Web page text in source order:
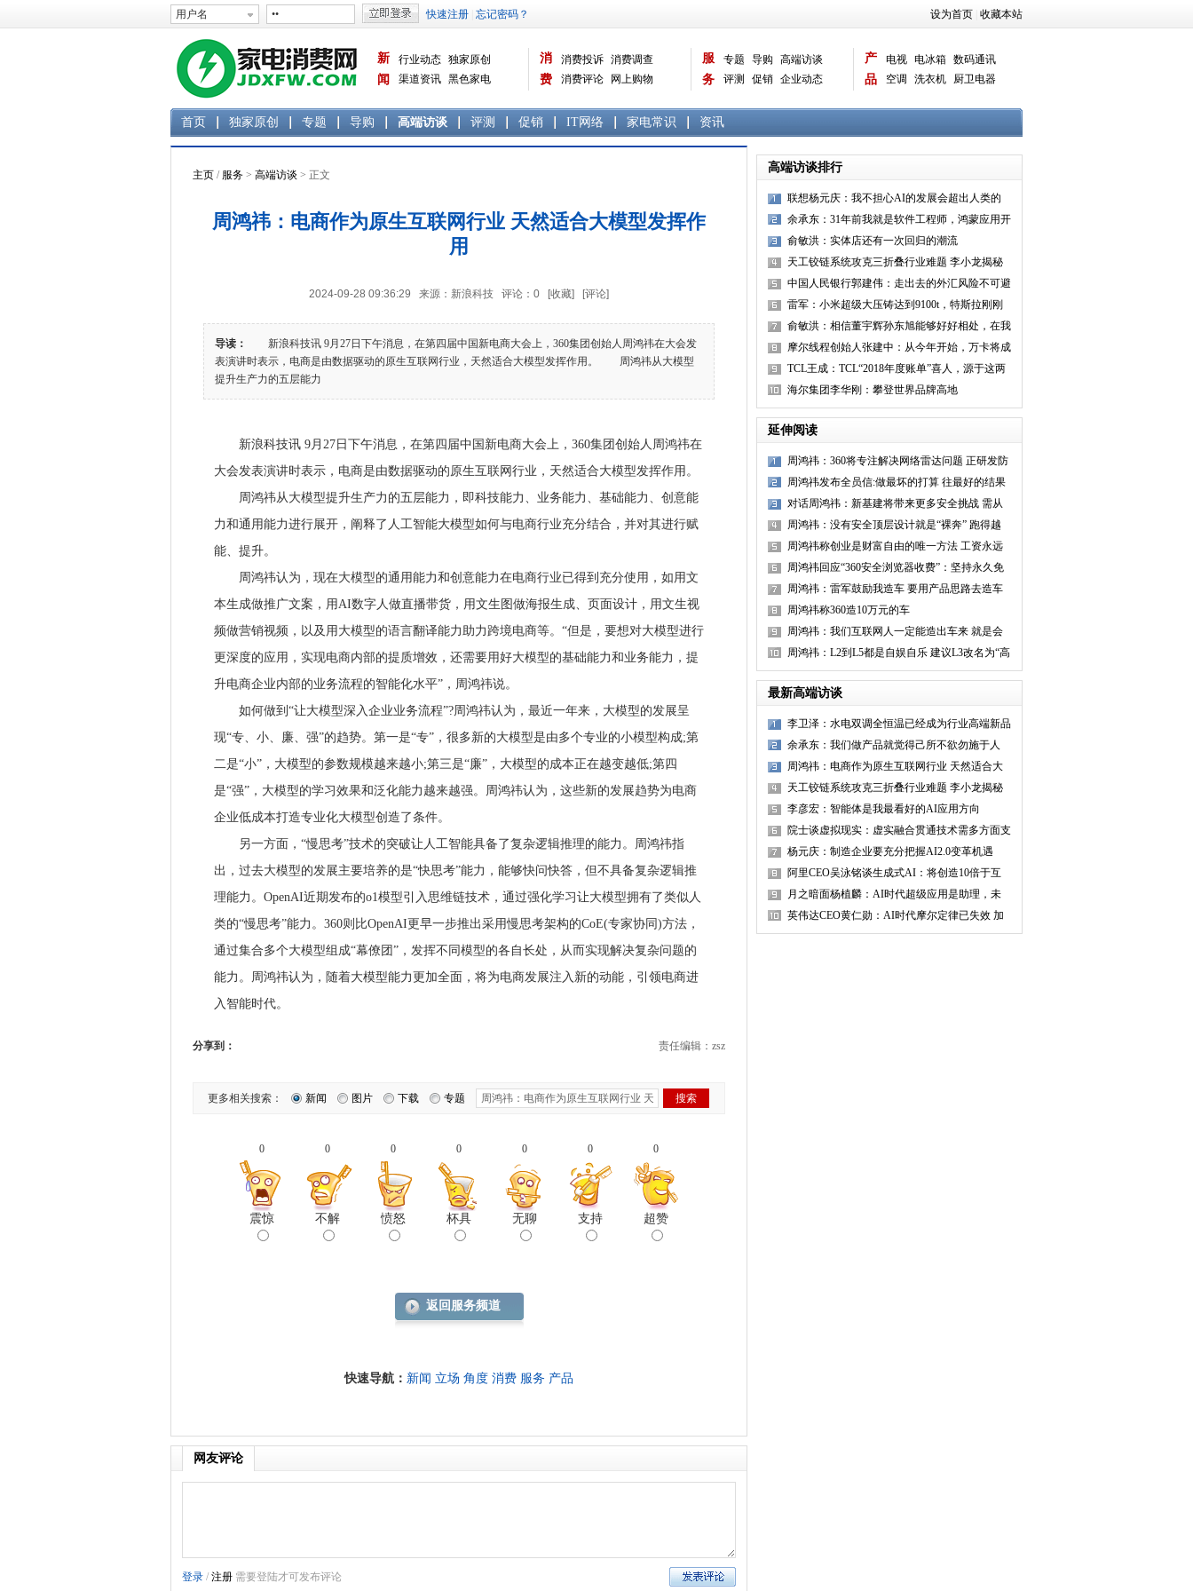
设为首页 收藏本站
新
闻
行业动态 独家原创
渠道资讯 黑色家电
消
费
消费投诉 消费调查
消费评论
网上购物
曝光台 品牌关注
服
务
专题 导购
高端访谈
评测
促销 企业动态
产
品
电视 电冰箱 数码通讯
空调
洗衣机
厨卫电器
首页 独家原创 专题 导购 高端访谈 评测 促销 IT网络 家电常识 资讯
主页 / 服务 > 高端访谈 > 正文
周鸿祎：电商作为原生互联网行业 天然适合大模型发挥作
用
2024-09-28 09:36:29 来源：新浪科技 评论： 0 [收藏] [评论]
导读：
新浪科技讯 9月27日下午消息，在第四届中国新电商大会上，360集团创始人周鸿祎在大会发
表演讲时表示，电商是由数据驱动的原生互联网行业，天然适合大模型发挥作用。 周鸿祎从大模型
提升生产力的五层能力
新浪科技讯 9月27日下午消息，在第四届中国新电商大会上，360集团创始人周鸿祎在
大会发表演讲时表示，电商是由数据驱动的原生互联网行业，天然适合大模型发挥作用。
周鸿祎从大模型提升生产力的五层能力，即科技能力、业务能力、基础能力、创意能
力和通用能力进行展开，阐释了人工智能大模型如何与电商行业充分结合，并对其进行赋
能、提升。
周鸿祎认为，现在大模型的通用能力和创意能力在电商行业已得到充分使用，如用文
本生成做推广文案，用AI数字人做直播带货，用文生图做海报生成、页面设计，用文生视
频做营销视频，以及用大模型的语言翻译能力助力跨境电商等。“但是，要想对大模型进行
更深度的应用，实现电商内部的提质增效，还需要用好大模型的基础能力和业务能力，提
升电商企业内部的业务流程的智能化水平”，周鸿祎说。
如何做到“让大模型深入企业业务流程”?周鸿祎认为，最近一年来，大模型的发展呈
现“专、小、廉、强”的趋势。第一是“专”，很多新的大模型是由多个专业的小模型构成;第
二是“小”，大模型的参数规模越来越小;第三是“廉”，大模型的成本正在越变越低;第四
是“强”，大模型的学习效果和泛化能力越来越强。周鸿祎认为，这些新的发展趋势为电商
企业低成本打造专业化大模型创造了条件。
另一方面，“慢思考”技术的突破让人工智能具备了复杂逻辑推理的能力。周鸿祎指
出，过去大模型的发展主要培养的是“快思考”能力，能够快问快答，但不具备复杂逻辑推
理能力。OpenAI近期发布的o1模型引入思维链技术，通过强化学习让大模型拥有了类似人
类的“慢思考”能力。360则比OpenAI更早一步推出采用慢思考架构的CoE(专家协同)方法，
通过集合多个大模型组成“幕僚团”，发挥不同模型的各自长处，从而实现解决复杂问题的
能力。周鸿祎认为，随着大模型能力更加全面，将为电商发展注入新的动能，引领电商进
入智能时代。
分享到： 责任编辑：zsz
更多相关搜索： 新闻 图片 下载 专题
0
震惊
0
不解
0
愤怒
0
杯具
0
无聊
0
支持
0
超赞
返回服务频道
快速导航： 新闻 立场 角度 消费 服务 产品
网友评论
高端访谈排行
联想杨元庆：我不担心AI的发展会超出人类的
控制
余承东：31年前我就是软件工程师，鸿蒙应用开
发“效率很高”
俞敏洪：实体店还有一次回归的潮流
天工铰链系统攻克三折叠行业难题 李小龙揭秘
华为Mate XT非
中国人民银行郭建伟：走出去的外汇风险不可避
免 但是有办法
雷军：小米超级大压铸达到9100t，特斯拉刚刚
在美国落成9000t
俞敏洪：相信董宇辉孙东旭能够好好相处，在我
的领导下这种事
摩尔线程创始人张建中：从今年开始，万卡将成
为智算中心最低
TCL王成：TCL“2018年度账单”喜人，源于这两
点做得好
海尔集团李华刚：攀登世界品牌高地
延伸阅读
周鸿祎：360将专注解决网络雷达问题 正研发防
御系统
周鸿祎发布全员信:做最坏的打算 往最好的结果
去争取
对话周鸿祎：新基建将带来更多安全挑战 需从
三维度应对
周鸿祎：没有安全顶层设计就是“裸奔” 跑得越
快灾难越大
周鸿祎称创业是财富自由的唯一方法 工资永远
只能糊口
周鸿祎回应“360安全浏览器收费”：坚持永久免
费
周鸿祎：雷军鼓励我造车 要用产品思路去造车
周鸿祎称360造10万元的车
周鸿祎：我们互联网人一定能造出车来 就是会
浪费很多钱
周鸿祎：L2到L5都是自娱自乐 建议L3改名为“高
级辅助驾驶”
最新高端访谈
李卫泽：水电双调全恒温已经成为行业高端新品
标配
余承东：我们做产品就觉得己所不欲勿施于人
周鸿祎：电商作为原生互联网行业 天然适合大
模型
天工铰链系统攻克三折叠行业难题 李小龙揭秘
华为
李彦宏：智能体是我最看好的AI应用方向
院士谈虚拟现实：虚实融合贯通技术需多方面支
持
杨元庆：制造企业要充分把握AI2.0变革机遇
阿里CEO吴泳铭谈生成式AI：将创造10倍于互
联网的
月之暗面杨植麟：AI时代超级应用是助理，未
来5到
英伟达CEO黄仁勋：AI时代摩尔定律已失效 加
速计